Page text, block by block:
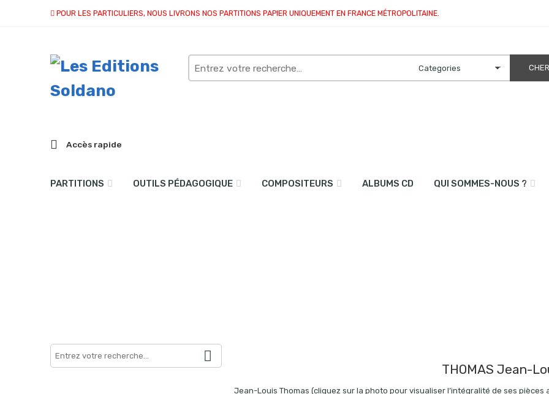
POUR LES PARTICULIERS, NOUS LIVRONS NOS PARTITIONS PAPIER UNIQUEMENT EN FRANCE MÉTROPOLITAINE.
Search
here
Accès rapide
PARTITIONS OUTILS PÉDAGOGIQUE COMPOSITEURS ALBUMS CD QUI SOMMES-NOUS ?
THOMAS Jean-
Jean-Louis Thomas (cliquez sur la photo pour visualiser l’intégralité de ses pièces
Search
here